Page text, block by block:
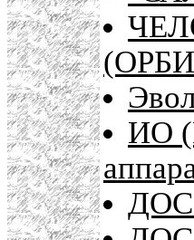
ИО
ДОС